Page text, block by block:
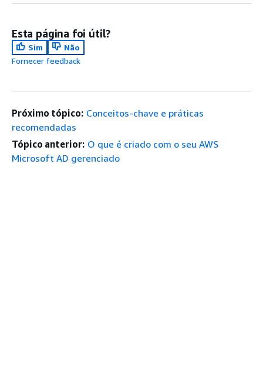
Esta página foi útil?
Sim
Não
Fornecer feedback
Próximo tópico: Conceitos-chave e práticas
recomendadas
Tópico anterior: O que é criado com o seu AWS
Microsoft AD gerenciado